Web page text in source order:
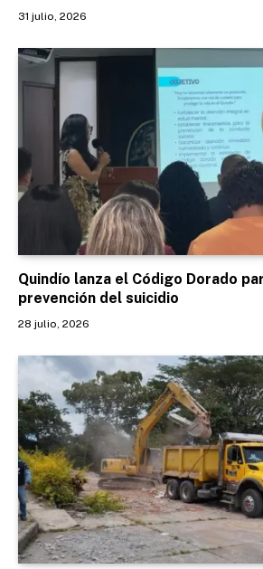
31 julio, 2026
Quindío lanza el Código Dorado
prevención del suicidio
28 julio, 2026